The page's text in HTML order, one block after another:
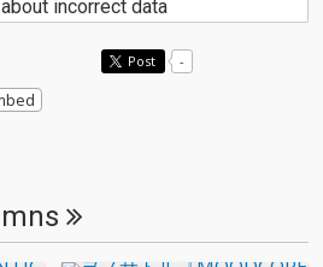
incorrect data
Post -